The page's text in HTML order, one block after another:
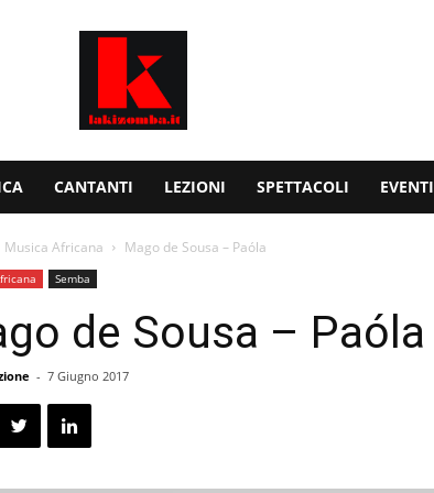
CANTANTI LEZIONI SPETTACOLI EVENTI
Musica Africana Mago de Sousa – Paóla
Semba
de Sousa – Paóla
- 7 Giugno 2017